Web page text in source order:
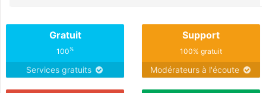
Gratuit
100%
Services gratuits
Support
100% gratuit
Modérateurs à l'écoute